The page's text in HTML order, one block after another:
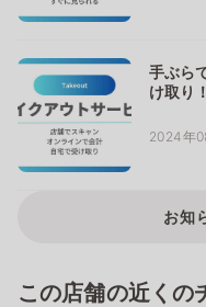
手ぶら
け取り！
2024年
お知
この店舗の近くの